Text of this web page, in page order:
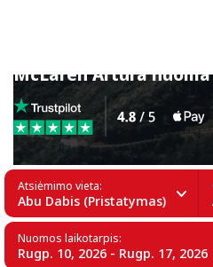
McLaren Artura
Atsiėmimo vieta:
Abu Dabis (Pristatymas)
Nuomos laikotarpis:
Rugp. 10, 2026 - Rugp. 17, 2026